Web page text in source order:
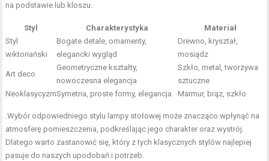
na podstawie lub kloszu.
Styl Charakterystyka
Materiał
Styl
wiktoriański
Bogate detale, ornamenty,
elegancki wygląd
Drewno, kryształ,
mosiądz
Art deco
Geometryczne kształty,
nowoczesna elegancja
Szkło, metal, tworzywa
sztuczne
NeoklasycyzmSymetria, proste formy, elegancja Marmur, brąz, szkło
.Wybór odpowiedniego stylu lampy stołowej może znacząco wpłynąć na
atmosferę pomieszczenia, podkreślając jego charakter oraz wystrój.
Dlatego warto zastanowić się, który z tych klasycznych stylów najlepiej
pasuje do naszych upodobań i potrzeb.